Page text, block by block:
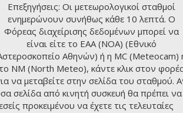
Επεξηγήσεις: Οι μετεωρολογικοί σταθμοί
ενημερώνουν συνήθως κάθε 10 λεπτά. Ο
Φόρεας διαχείρισης δεδομένων μπορεί να
είναι είτε το ΕΑΑ (NOA) (Εθνικό
Αθηνών) ή η MC (Meteocam)
NM (North Meteo), κάντε κλικ στον
να μεταβείτε στην σελίδα του σταθμού.
σελίδα από κινητή συσκευή θα πρέπει να
προκειμένου να έχετε τις τελευταίες